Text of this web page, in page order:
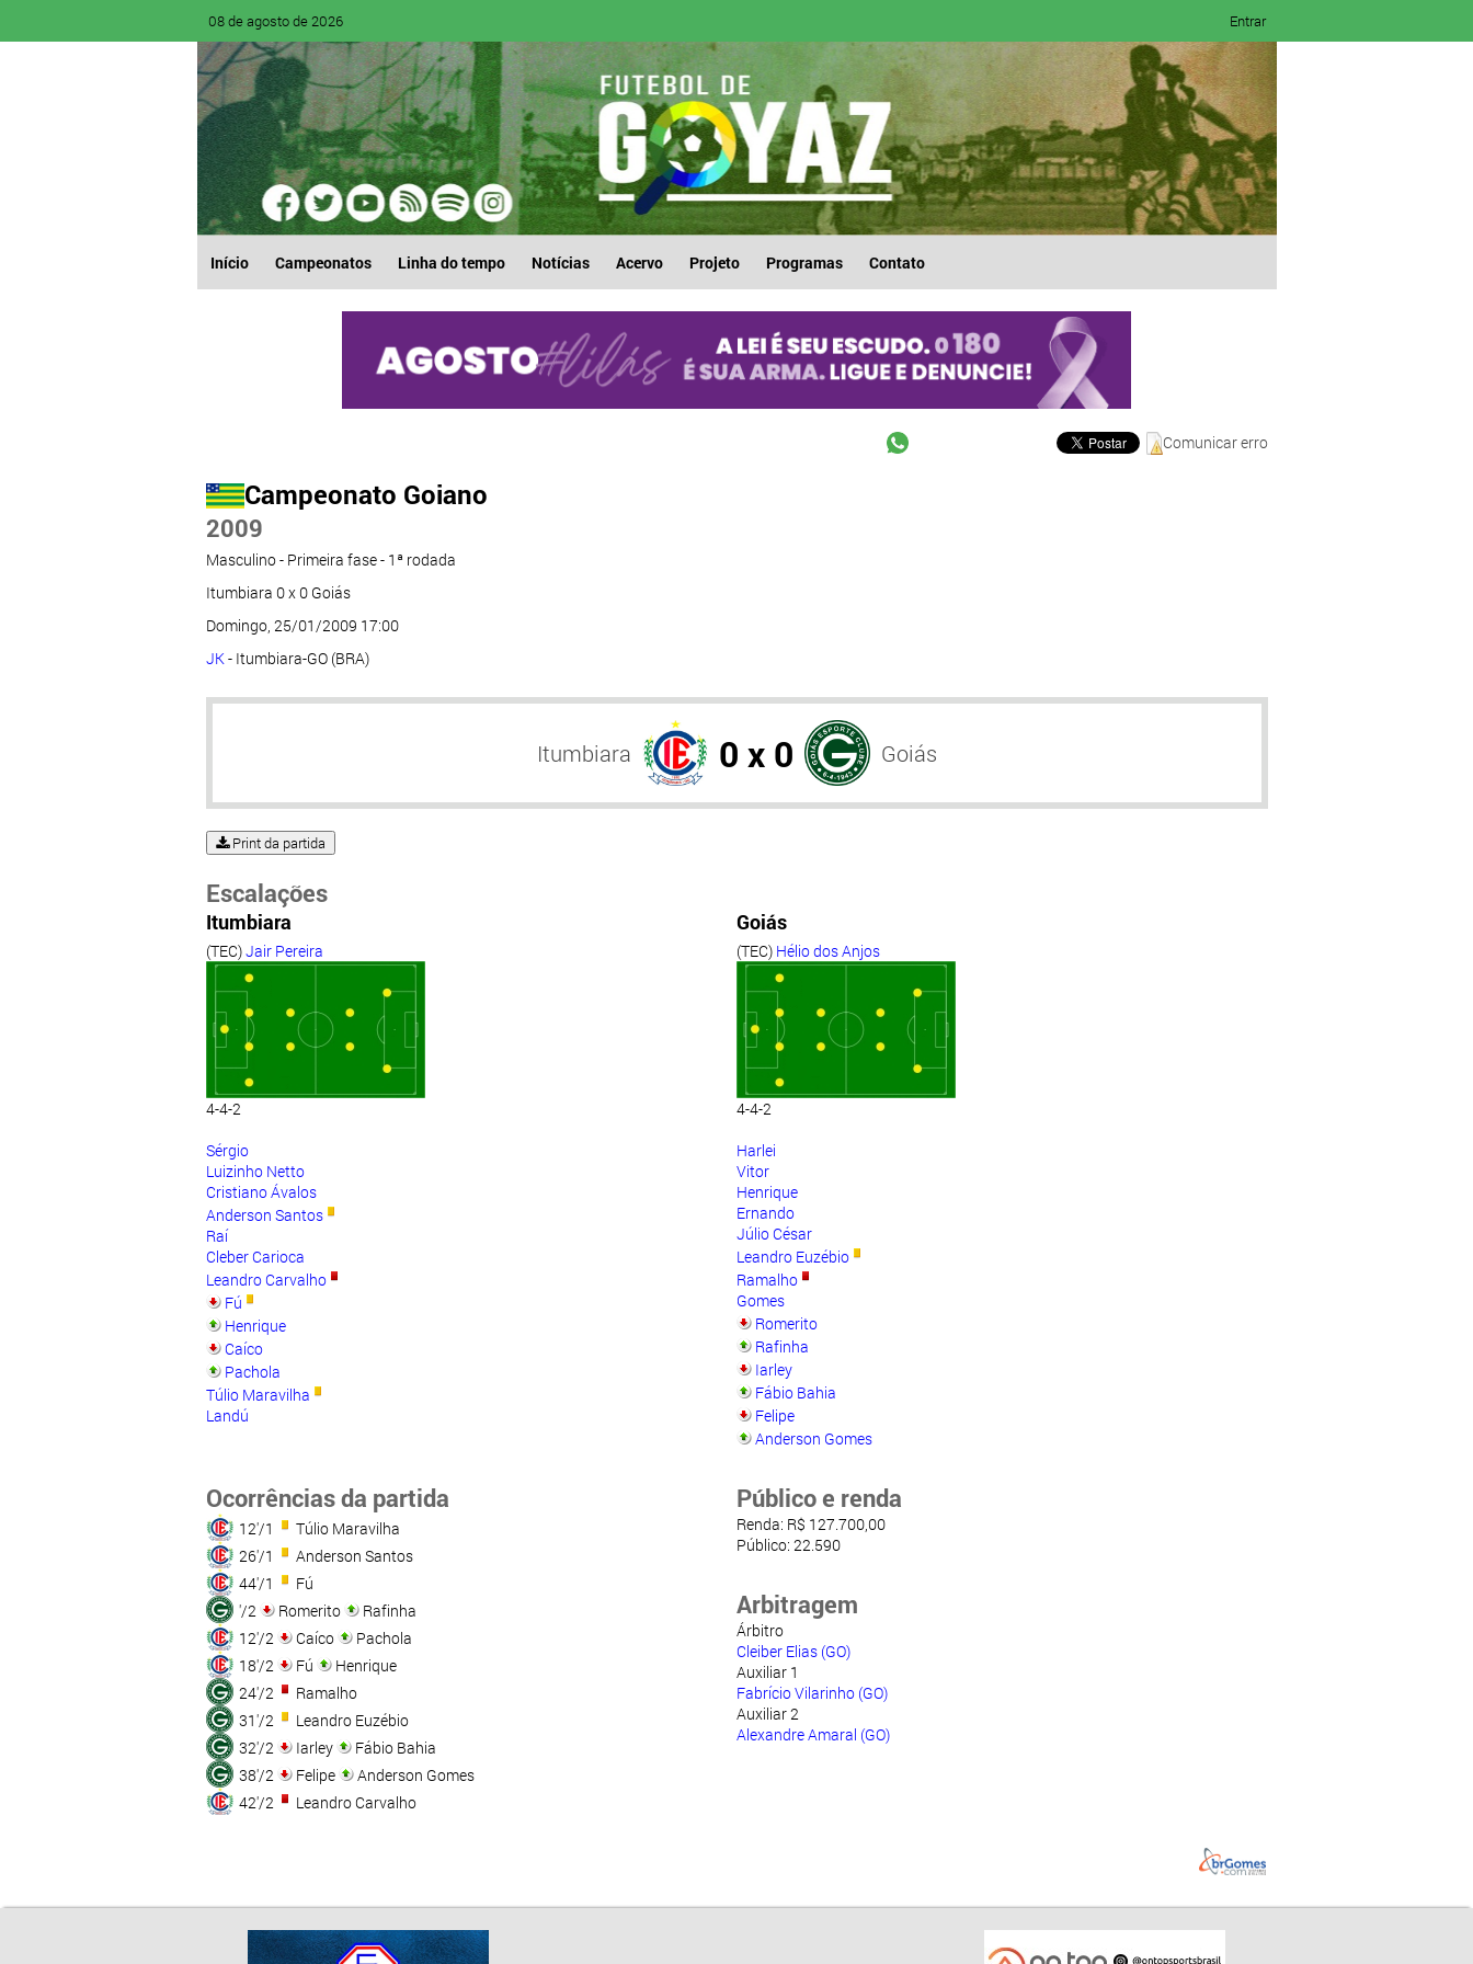
08 de agosto de 2026 Entrar
Início Campeonatos Linha do tempo Notícias Acervo Projeto Programas Contato
Comunicar erro
Campeonato Goiano
2009
Masculino - Primeira fase - 1ª rodada
Itumbiara 0 x 0 Goiás
Domingo, 25/01/2009 17:00
JK- Itumbiara-GO (BRA)
Itumbiara 0 x 0 Goiás
Print da partida
Escalações
Itumbiara
(TEC)Jair Pereira
4-4-2
Sérgio
Luizinho Netto
Cristiano Ávalos
Anderson Santos
Raí
Cleber Carioca
Leandro Carvalho
Fú
Henrique
Caíco
Pachola
Túlio Maravilha
Landú
Goiás
(TEC) Hélio dos Anjos
4-4-2
Harlei
Vitor
Henrique
Ernando
Júlio César
Leandro Euzébio
Ramalho
Gomes
Romerito
Rafinha
Iarley
Fábio Bahia
Felipe
Anderson Gomes
Ocorrências da partida
12'/1
Túlio Maravilha
26'/1
Anderson Santos
44'/1
Fú
'/2
Romerito
Rafinha
12'/2
Caíco
Pachola
18'/2
Fú
Henrique
24'/2
Ramalho
31'/2
Leandro Euzébio
32'/2
Iarley
Fábio Bahia
38'/2
Felipe
Anderson Gomes
42'/2
Leandro Carvalho
Público e renda
Renda: R$ 127.700,00
Público: 22.590
Arbitragem
Árbitro
Cleiber Elias (GO)
Auxiliar 1
Fabrício Vilarinho (GO)
Auxiliar 2
Alexandre Amaral (GO)